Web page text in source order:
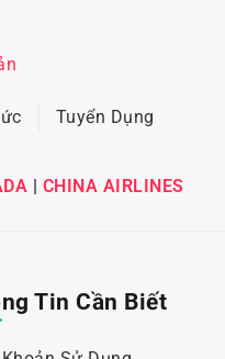
Tuyển Dụng
| CHINA AIRLINES
Tin Cần Biết